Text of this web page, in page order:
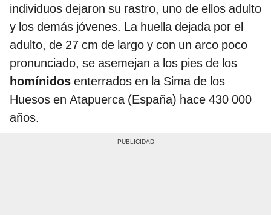
individuos dejaron su rastro, uno de ellos adulto
y los demás jóvenes. La huella dejada por el
adulto, de 27 cm de largo y con un arco poco
pronunciado, se asemejan a los pies de los
homínidos enterrados en la Sima de los
Huesos en Atapuerca (España) hace 430 000
años.